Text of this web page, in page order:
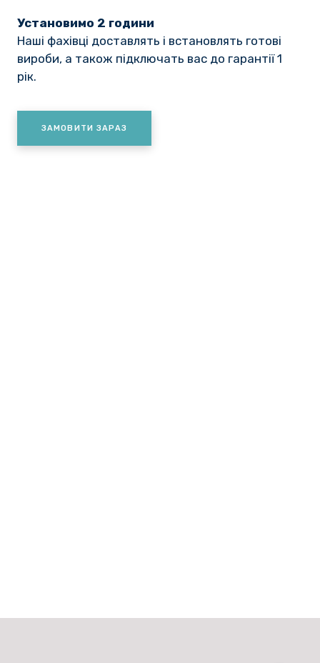
Установимо 2 години
Наші фахівці доставлять і встановлять готові
вироби, а також підключать вас до гарантії 1
рік.
ЗАМОВИТИ ЗАРАЗ